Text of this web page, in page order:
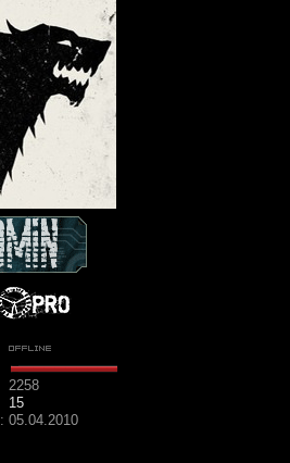
2258
15
: 05.04.2010